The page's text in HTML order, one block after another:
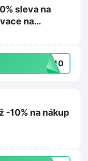
sleva na
na
ET10
-10% na nákup